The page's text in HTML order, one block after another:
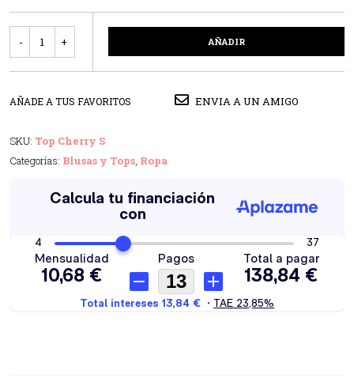
AÑADIR
AÑADE A TUS FAVORITOS ENVIA A UN AMIGO
SKU: Top Cherry S
Categorías: Blusas y Tops, Ropa